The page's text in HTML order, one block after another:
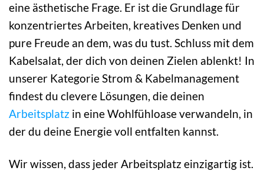
eine ästhetische Frage. Er ist die Grundlage für
konzentriertes Arbeiten, kreatives Denken und
pure Freude an dem, was du tust. Schluss mit dem
Kabelsalat, der dich von deinen Zielen ablenkt! In
unserer Kategorie Strom & Kabelmanagement
findest du clevere Lösungen, die deinen
Arbeitsplatz in eine Wohlfühloase verwandeln, in
der du deine Energie voll entfalten kannst.
Wir wissen, dass jeder Arbeitsplatz einzigartig ist.